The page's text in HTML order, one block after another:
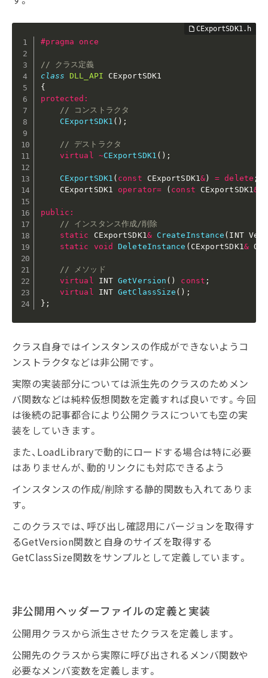
#pragma once
// クラス定義
class
DLL_API
{
protected :
// コンストラクタ
CExportSDK1 ( ) ;
// デストラクタ
virtual ~CExportSDK1 ( ) ;
CExportSDK1 ( const CExportSDK1&) = delete ;
    CExportSDK1
operator= ( const CExportSDK1&
public :
// インスタンス作成/削除
static
CExportSDK1& CreateInstance ( INT
static
void DeleteInstance ( CExportSDK1&
// メソッド
virtual INT GetVersion ( ) const ;
virtual INT GetClassSize ( ) ;
} ;
クラス自身ではインスタンスの作成ができないようコ
ンストラクタなどは非公開です。
実際の実装部分については派生先のクラスのためメン
バ関数などは純粋仮想関数を定義すれば良いです。今回
は後続の記事都合により公開クラスについても空の実
装をしていきます。
また、LoadLibraryで動的にロードする場合は特に必要
はありませんが、動的リンクにも対応できるよう
インスタンスの作成/削除する静的関数も入れてありま
す。
このクラスでは、呼び出し確認用にバージョンを取得す
るGetVersion関数と自身のサイズを取得する
GetClassSize関数をサンプルとして定義しています。
非公開用ヘッダーファイルの定義と実装
公開用クラスから派生させたクラスを定義します。
公開先のクラスから実際に呼び出されるメンバ関数や
必要なメンバ変数を定義します。